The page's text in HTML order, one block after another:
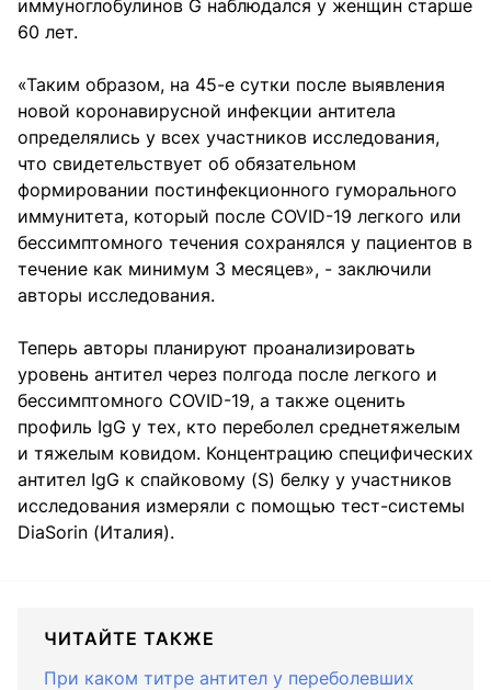
иммуноглобулинов G наблюдался у женщин старше
60 лет.
«Таким образом, на 45-е сутки после выявления
новой коронавирусной инфекции антитела
определялись у всех участников исследования,
что свидетельствует об обязательном
формировании постинфекционного гуморального
иммунитета, который после COVID-19 легкого или
бессимптомного течения сохранялся у пациентов в
течение как минимум 3 месяцев», - заключили
авторы исследования.
Теперь авторы планируют проанализировать
уровень антител через полгода после легкого и
бессимптомного COVID-19, а также оценить
профиль IgG у тех, кто переболел среднетяжелым
и тяжелым ковидом. Концентрацию специфических
антител IgG к спайковому (S) белку у участников
исследования измеряли с помощью тест-системы
DiaSorin (Италия).
ЧИТАЙТЕ ТАКЖЕ
При каком титре антител у переболевших